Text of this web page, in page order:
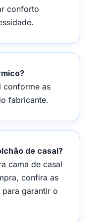
conforto
conforme as
fabricante.
de casal?
cama de casal
confira as
garantir o